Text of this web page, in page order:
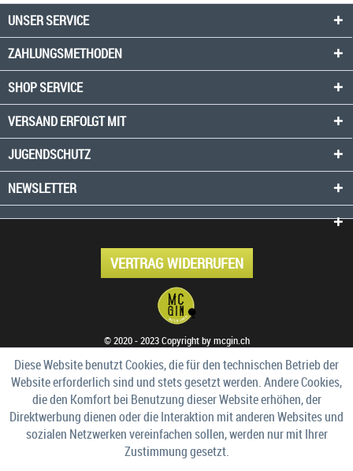
UNSER SERVICE
ZAHLUNGSMETHODEN
SHOP SERVICE
VERSAND ERFOLGT MIT
JUGENDSCHUTZ
NEWSLETTER
VERTRAG WIDERRUFEN
© 2020 - 2023 Copyright by mcgin.ch
Diese Website benutzt Cookies, die für den technischen Betrieb der
Website erforderlich sind und stets gesetzt werden. Andere Cookies,
die den Komfort bei Benutzung dieser Website erhöhen, der
Direktwerbung dienen oder die Interaktion mit anderen Websites und
sozialen Netzwerken vereinfachen sollen, werden nur mit Ihrer
Zustimmung gesetzt.